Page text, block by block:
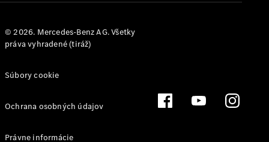
Elektrická
Trvalá
© 2026. Mercedes-Benz AG. Všetky
práva vyhradené (tiráž)
Súbory cookie
Ochrana osobných údajov
Právne informácie